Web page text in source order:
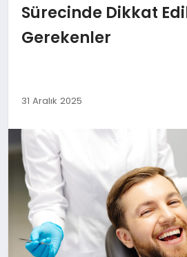
SAĞLIK
YAŞAM
MALATYA HABERLERI
Sürecinde Dikkat
Gerekenler
31 Aralık 2025